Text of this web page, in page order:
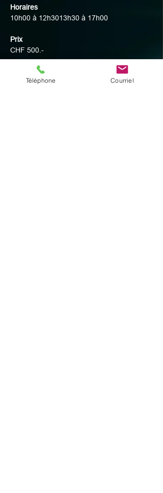
Horaires
10h00 à 12h3013h30 à 17h00
Prix
CHF 500.-
Téléphone Courriel